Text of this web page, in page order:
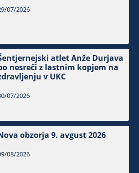
07/2026
atlet Anže Durjava
nesreči z lastnim kopjem na
v UKC
07/2026
obzorja 9. avgust 2026
08/2026